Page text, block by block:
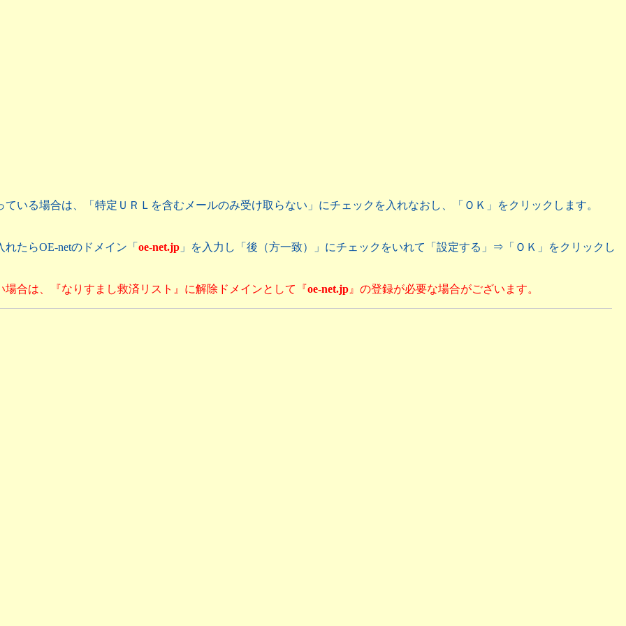
いる場合は、「特定ＵＲＬを含むメールのみ受け取らない」にチェックを入れなおし、「ＯＫ」をクリックします。
たらOE-netのドメイン「 oe-net.jp 」を入力し「後（方一致）」にチェックをいれて「設定する」⇒「ＯＫ」をクリックし
合は、『なりすまし救済リスト』に解除ドメインとして『oe-net.jp 』の登録が必要な場合がございます。